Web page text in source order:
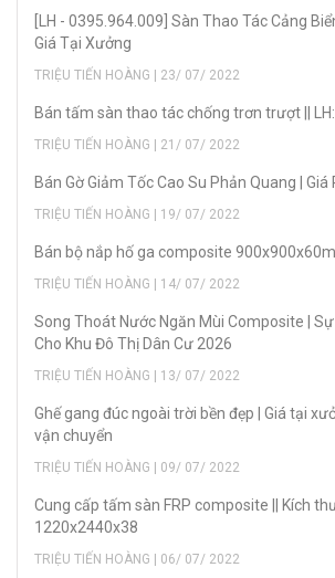
[LH - 0395.964.009] Sàn Thao Tác Cảng
Giá Tại Xưởng
TRIỆU TIẾN HOÀNG | 23/ 07/ 2022
Bán tấm sàn thao tác chống trơn trượt ||
TRIỆU TIẾN HOÀNG | 21/ 07/ 2022
Bán Gờ Giảm Tốc Cao Su Phản Quang | Giá
TRIỆU TIẾN HOÀNG | 19/ 07/ 2022
Bán bộ nắp hố ga composite
TRIỆU TIẾN HOÀNG | 14/ 07/ 2022
Song Thoát Nước Ngăn Mùi Composite |
Cho Khu Đô Thị Dân Cư 2026
TRIỆU TIẾN HOÀNG | 13/ 07/ 2022
Ghế gang đúc ngoài trời bền đẹp | Giá tại
vận chuyển
TRIỆU TIẾN HOÀNG | 09/ 07/ 2022
Cung cấp tấm sàn FRP composite || Kích
1220x2440x38
TRIỆU TIẾN HOÀNG | 06/ 07/ 2022